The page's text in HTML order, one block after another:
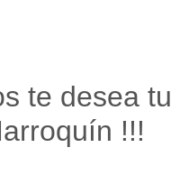
te desea tu
!!!